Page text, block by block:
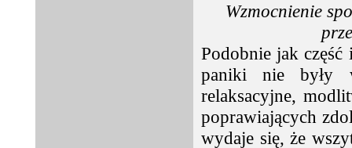
Wzmocnienie
Podobnie jak
paniki nie były
relaksacyjne,
poprawiających
wydaje się, że